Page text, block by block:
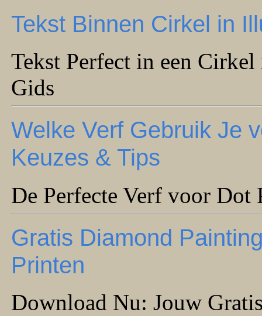
Tekst Binnen Cirkel in
Tekst Perfect in een
Gids
Welke Verf Gebruik Je
Keuzes & Tips
De Perfecte Verf voor
Gratis Diamond
Printen
Download Nu: Jouw